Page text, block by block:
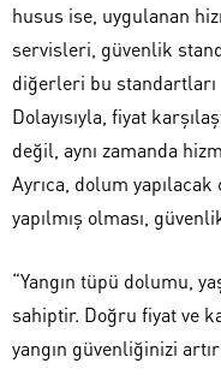
husus ise, uygulanan
servisleri, güvenlik
diğerleri bu
Dolayısıyla, fiyat
değil, aynı zamanda
Ayrıca, dolum
yapılmış olması,
“Yangın tüpü dolumu,
sahiptir. Doğru fiyat ve
yangın güvenliğinizi